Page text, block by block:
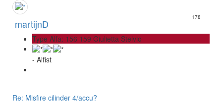
martijnD
178
Type Alfa: 156 159 Giulietta Stelvio
- Alfist
Re: Misfire cilinder 4/accu?